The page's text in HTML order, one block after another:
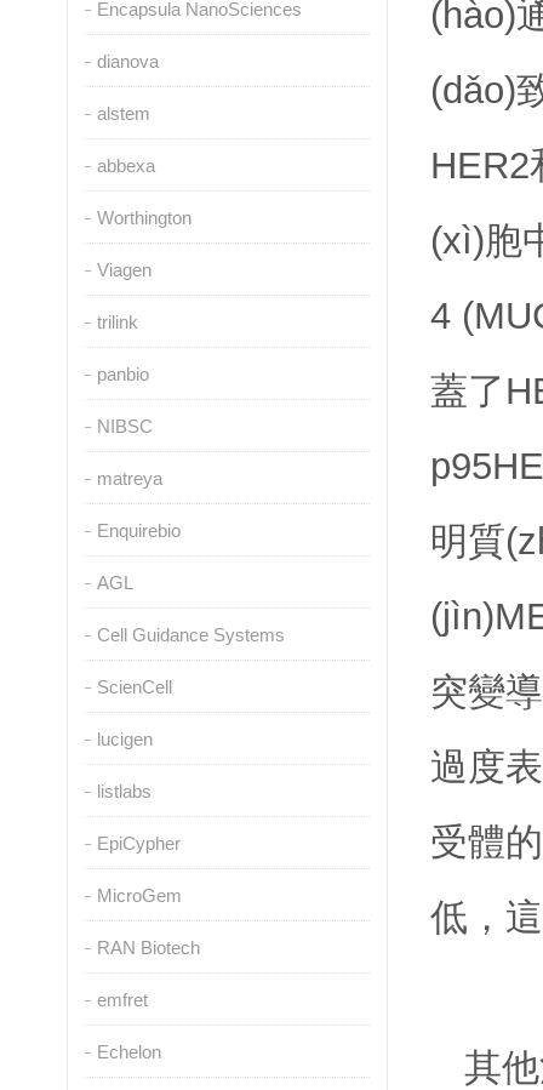
Encapsula NanoSciences
dianova
alstem
abbexa
Worthington
Viagen
trilink
panbio
NIBSC
matreya
Enquirebio
AGL
Cell Guidance Systems
ScienCell
lucigen
listlabs
EpiCypher
MicroGem
RAN Biotech
emfret
Echelon
(hào)
(dǎo)
HER2
(xì)胞
4
蓋了
明質
突變
過度
受體
低，
其